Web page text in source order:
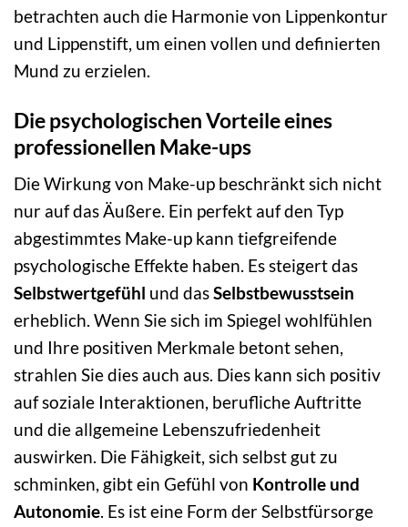
betrachten auch die Harmonie von Lippenkontur
und Lippenstift, um einen vollen und definierten
Mund zu erzielen.
Die psychologischen Vorteile eines
professionellen Make-ups
Die Wirkung von Make-up beschränkt sich nicht
nur auf das Äußere. Ein perfekt auf den Typ
abgestimmtes Make-up kann tiefgreifende
psychologische Effekte haben. Es steigert das
Selbstwertgefühl und dasSelbstbewusstsein
erheblich. Wenn Sie sich im Spiegel wohlfühlen
und Ihre positiven Merkmale betont sehen,
strahlen Sie dies auch aus. Dies kann sich positiv
auf soziale Interaktionen, berufliche Auftritte
und die allgemeine Lebenszufriedenheit
auswirken. Die Fähigkeit, sich selbst gut zu
schminken, gibt ein Gefühl von Kontrolle und
Autonomie. Es ist eine Form der Selbstfürsorge